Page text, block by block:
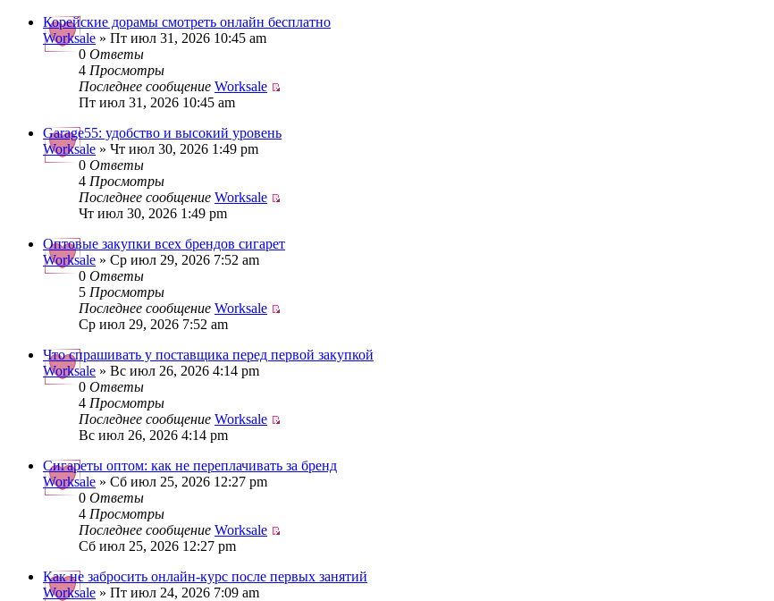
Корейские дорамы смотреть онлайн бесплатно
Worksale » Пт июл 31, 2026 10:45 am
0 Ответы
4 Просмотры
Последнее сообщение Worksale
Пт июл 31, 2026 10:45 am
Garage55: удобство и высокий уровень
Worksale » Чт июл 30, 2026 1:49 pm
0 Ответы
4 Просмотры
Последнее сообщение Worksale
Чт июл 30, 2026 1:49 pm
Оптовые закупки всех брендов сигарет
Worksale » Ср июл 29, 2026 7:52 am
0 Ответы
5 Просмотры
Последнее сообщение Worksale
Ср июл 29, 2026 7:52 am
Что спрашивать у поставщика перед первой закупкой
Worksale » Вс июл 26, 2026 4:14 pm
0 Ответы
4 Просмотры
Последнее сообщение Worksale
Вс июл 26, 2026 4:14 pm
Сигареты оптом: как не переплачивать за бренд
Worksale » Сб июл 25, 2026 12:27 pm
0 Ответы
4 Просмотры
Последнее сообщение Worksale
Сб июл 25, 2026 12:27 pm
Как не забросить онлайн-курс после первых занятий
Worksale » Пт июл 24, 2026 7:09 am